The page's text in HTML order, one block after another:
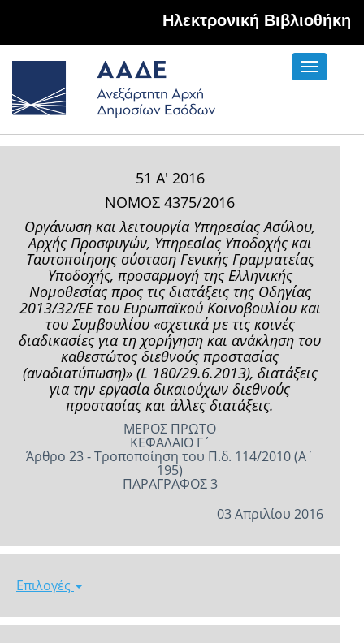
Hλεκτρονική Βιβλιοθήκη
Toggle
51 Α' 2016
ΝΟΜΟΣ 4375/2016
Οργάνωση και λειτουργία Υπηρεσίας Ασύλου,
Αρχής Προσφυγών, Υπηρεσίας Υποδοχής και
Ταυτοποίησης σύσταση Γενικής Γραμματείας
Υποδοχής, προσαρμογή της Ελληνικής
Νομοθεσίας προς τις διατάξεις της Οδηγίας
2013/32/ΕΕ του Ευρωπαϊκού Κοινοβουλίου και
του Συμβουλίου «σχετικά με τις κοινές
διαδικασίες για τη χορήγηση και ανάκληση του
καθεστώτος διεθνούς προστασίας
(αναδιατύπωση)» (L 180/29.6.2013), διατάξεις
για την εργασία δικαιούχων διεθνούς
προστασίας και άλλες διατάξεις.
ΜΕΡΟΣ ΠΡΩΤΟ
ΚΕΦΑΛΑΙΟ Γ΄
Άρθρο 23 - Τροποποίηση του Π.δ. 114/2010 (Α΄
195)
ΠΑΡΑΓΡΑΦΟΣ 3
03 Απριλίου 2016
Επιλογές